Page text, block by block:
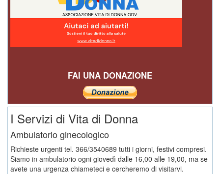
FAI UNA DONAZIONE
I Servizi di Vita di Donna
Ambulatorio ginecologico
Richieste urgenti tel. 366/3540689 tutti i giorni, festivi compresi.
Siamo in ambulatorio ogni giovedì dalle 16,00 alle 19,00, ma se
avete una urgenza chiameteci e cercheremo di visitarvi.